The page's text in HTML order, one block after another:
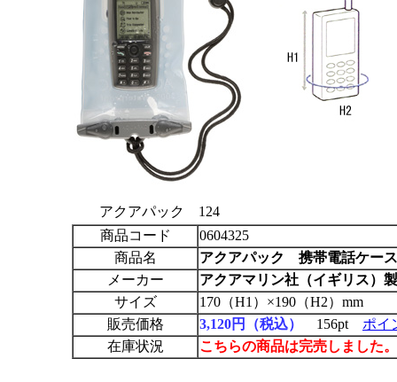
アクアパック 124
商品コード
0604325
商品名
アクアパック
携帯電話ケー
メーカー
アクアマリン社（イギリス）製
サイズ
170（H1）×190（H2）mm
販売価格
3,120円（税込） 156pt ポイ
在庫状況
こちらの商品は完売しました